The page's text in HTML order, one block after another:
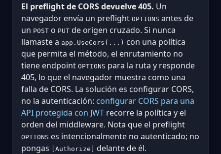
El preflight de CORS devuelve 405. Un
navegador envía un preflight OPTIONS antes de
un POST o PUT de origen cruzado. Si nunca
llamaste a app.UseCors(...) con una política
que permita el método, el enrutamiento no
tiene endpoint OPTIONS para la ruta y responde
405, lo que el navegador muestra como una
falla de CORS. La solución es configurar CORS,
no la autenticación: configurar CORS para una
API protegida con JWT recorre la política y el
orden del middleware. Nota que el preflight
OPTIONS es intencionalmente no autenticado; no
pongas [Authorize] delante de él.